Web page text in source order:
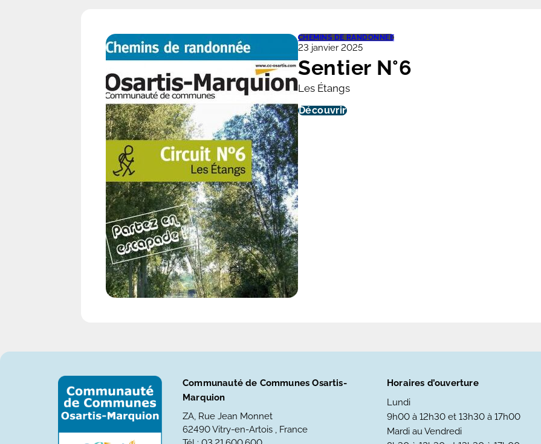
Sentier N°6
Les Étangs
Découvrir
CHEMINS DE RANDONNÉE
23 janvier 2025
Communauté de Communes Osartis-
Marquion
ZA, Rue Jean Monnet
62490 Vitry-en-Artois , France
Horaires d’ouverture
Lundi
9h00 à 12h30 et 13h30 à 17h00
Mardi au Vendredi